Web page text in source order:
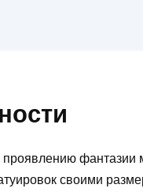
проявлению
своими